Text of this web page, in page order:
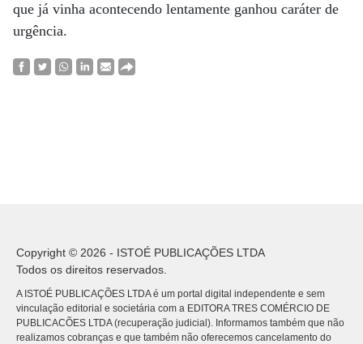
que já vinha acontecendo lentamente ganhou caráter de
urgência.
Copyright © 2026 - ISTOÉ PUBLICAÇÕES LTDA
Todos os direitos reservados.
A ISTOÉ PUBLICAÇÕES LTDA é um portal digital independente e sem
vinculação editorial e societária com a EDITORA TRES COMÉRCIO DE
PUBLICACÕES LTDA (recuperação judicial). Informamos também que não
realizamos cobranças e que também não oferecemos cancelamento do